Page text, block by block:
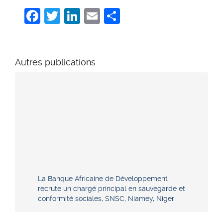
Facebook
Twitter
LinkedIn
Email
Autres publications
La Banque Africaine de Développement
recrute un chargé principal en sauvegarde et
conformité sociales, SNSC, Niamey, Niger